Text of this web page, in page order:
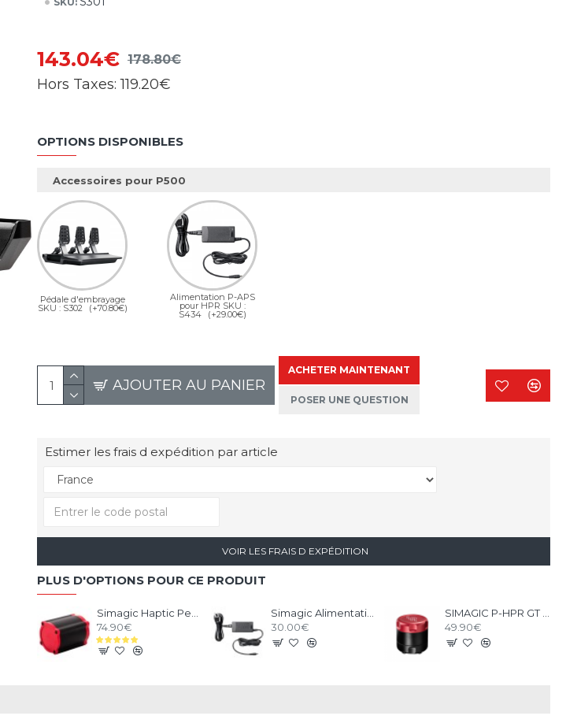
143.04€ 178.80€
Hors Taxes:119.20€
OPTIONS DISPONIBLES
Accessoires pour P500
Pédale d'embrayage
SKU : S302 (+70.80€)
Alimentation P-APS
pour HPR SKU :
S434 (+29.00€)
AJOUTER AU PANIER
ACHETER MAINTENANT
POSER UNE QUESTION
Estimer les frais d expédition par article
VOIR LES FRAIS D EXPÉDITION
PLUS D'OPTIONS POUR CE PRODUIT
74.90€
Simagic Alimentation pour Accessoires - P-APS
30.00€
49.90€